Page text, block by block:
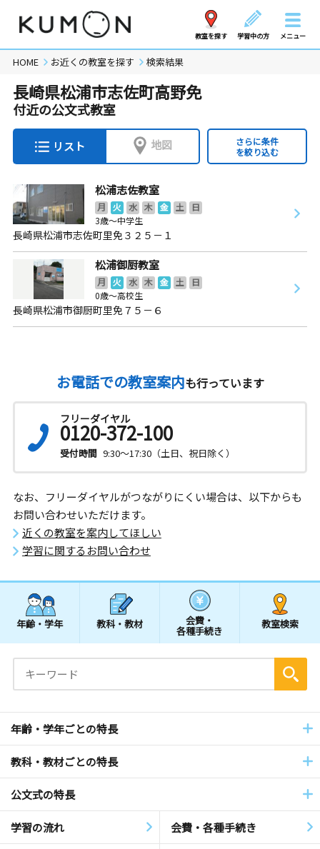
教室を探す 学習中の方 メニュー
HOME お近くの教室を探す 検索結果
長崎県松浦市志佐町高野免
付近の公文式教室
リスト 地図
さらに条件
を絞り込む
松浦志佐教室
月 火 水 木 金 土
日
3歳～中学生
長崎県松浦市志佐町里免３２５－１
松浦御厨教室
月 火 水 木 金 土
日
0歳～高校生
長崎県松浦市御厨町里免７５－６
お電話での教室案内も行っています
フリーダイヤル
0120-372-100
受付時間 9:30～17:30（土日、祝日除く）
なお、フリーダイヤルがつながりにくい場合は、以下からも
お問い合わせいただけます。
近くの教室を案内してほしい
学習に関するお問い合わせ
年齢・学年 教科・教材 会費・
各種手続き
教室検索
年齢・学年ごとの特長
教科・教材ごとの特長
公文式の特長
学習の流れ 会費・各種手続き